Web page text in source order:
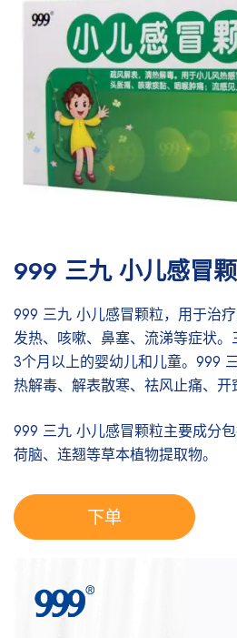
999 三九 小儿感冒
999 三九 小儿感冒颗粒，用于治
发热、咳嗽、鼻塞、流涕等症状
3个月以上的婴幼儿和儿童。999
热解毒、解表散寒、祛风止痛、开
999 三九 小儿感冒颗粒主要成分
荷脑、连翘等草本植物提取物。
下单